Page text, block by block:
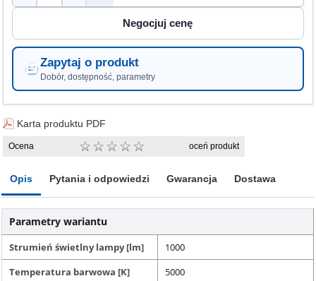
Zapytaj o produkt
Dobór, dostępność, parametry
Karta produktu PDF
Ocena oceń produkt
Opis Pytania i odpowiedzi Gwarancja Dostawa
Parametry wariantu
Strumień świetlny lampy [lm]
1000
Temperatura barwowa [K]
5000